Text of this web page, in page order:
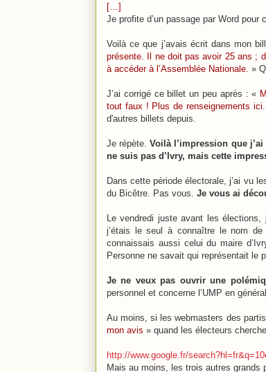
[…]
Je profite d’un passage par Word pour
Voilà ce que j’avais écrit dans mon
présente. Il ne doit pas avoir 25 ans ;
à accéder à l’Assemblée Nationale. »
J’ai corrigé ce billet un peu après : «
tout faux ! Plus de renseignements ici
d'autres billets depuis.
Je répète.Voilà l’impression que
ne suis pas d’Ivry, mais cette
Dans cette période électorale, j’ai vu
du Bicêtre. Pas vous. Je vous ai
Le vendredi juste avant les
j’étais le seul à connaître le nom
connaissais aussi celui du maire
Personne ne savait qui représentait le
Je ne veux pas ouvrir une
personnel et concerne l’UMP en général.
Au moins, si les webmasters des
mon avis » quand les électeurs
http://www.google.fr/
Mais au moins, les trois autres grands